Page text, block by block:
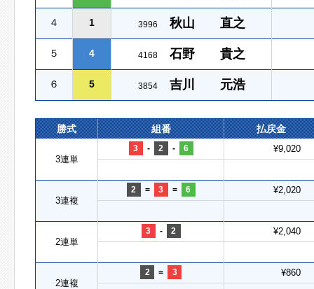
４ 1 3996 秋山 直之
５ 4 4168 石野 貴之
６ 5 3854 吉川 元浩
勝式 組番 払戻金
3連単
3 - 2 - 6 ¥9,020
3連複
2 = 3 = 6 ¥2,020
2連単
3 - 2 ¥2,040
2連複
2 = 3 ¥860